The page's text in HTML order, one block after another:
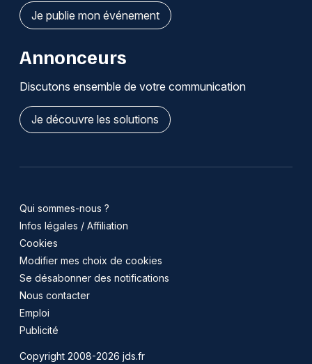
Je publie mon événement
Annonceurs
Discutons ensemble de votre communication
Je découvre les solutions
Qui sommes-nous ?
Infos légales / Affiliation
Cookies
Modifier mes choix de cookies
Se désabonner des notifications
Nous contacter
Emploi
Publicité
Copyright 2008-2026 jds.fr